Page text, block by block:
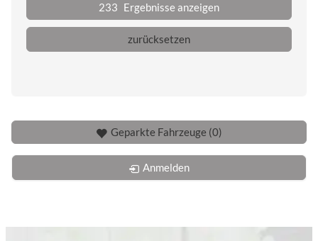
233 Ergebnisse anzeigen
zurücksetzen
Geparkte Fahrzeuge (0)
Anmelden